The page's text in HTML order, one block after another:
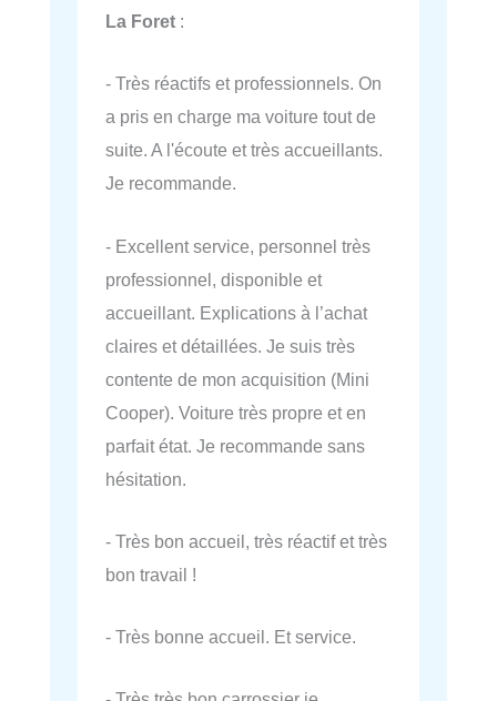
La Foret :
- Très réactifs et professionnels. On
a pris en charge ma voiture tout de
suite. A l'écoute et très accueillants.
Je recommande.
- Excellent service, personnel très
professionnel, disponible et
accueillant. Explications à l’achat
claires et détaillées. Je suis très
contente de mon acquisition (Mini
Cooper). Voiture très propre et en
parfait état. Je recommande sans
hésitation.
- Très bon accueil, très réactif et très
bon travail !
- Très bonne accueil. Et service.